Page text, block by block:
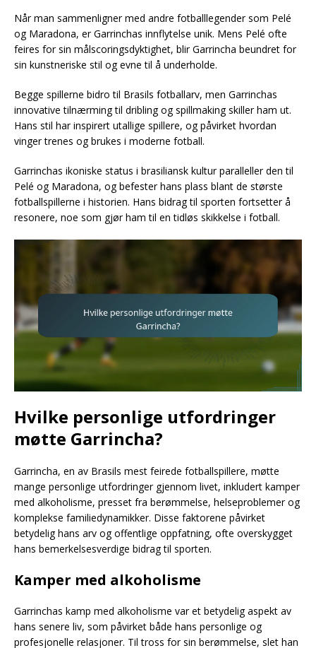
Når man sammenligner med andre fotballlegender som Pelé
og Maradona, er Garrinchas innflytelse unik. Mens Pelé ofte
feires for sin målscoringsdyktighet, blir Garrincha beundret for
sin kunstneriske stil og evne til å underholde.
Begge spillerne bidro til Brasils fotballarv, men Garrinchas
innovative tilnærming til dribling og spillmaking skiller ham ut.
Hans stil har inspirert utallige spillere, og påvirket hvordan
vinger trenes og brukes i moderne fotball.
Garrinchas ikoniske status i brasiliansk kultur paralleller den til
Pelé og Maradona, og befester hans plass blant de største
fotballspillerne i historien. Hans bidrag til sporten fortsetter å
resonere, noe som gjør ham til en tidløs skikkelse i fotball.
Hvilke personlige utfordringer
møtte Garrincha?
Garrincha, en av Brasils mest feirede fotballspillere, møtte
mange personlige utfordringer gjennom livet, inkludert kamper
med alkoholisme, presset fra berømmelse, helseproblemer og
komplekse familiedynamikker. Disse faktorene påvirket
betydelig hans arv og offentlige oppfatning, ofte overskygget
hans bemerkelsesverdige bidrag til sporten.
Kamper med alkoholisme
Garrinchas kamp med alkoholisme var et betydelig aspekt av
hans senere liv, som påvirket både hans personlige og
profesjonelle relasjoner. Til tross for sin berømmelse, slet han